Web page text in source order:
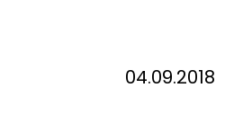
04.09.2018